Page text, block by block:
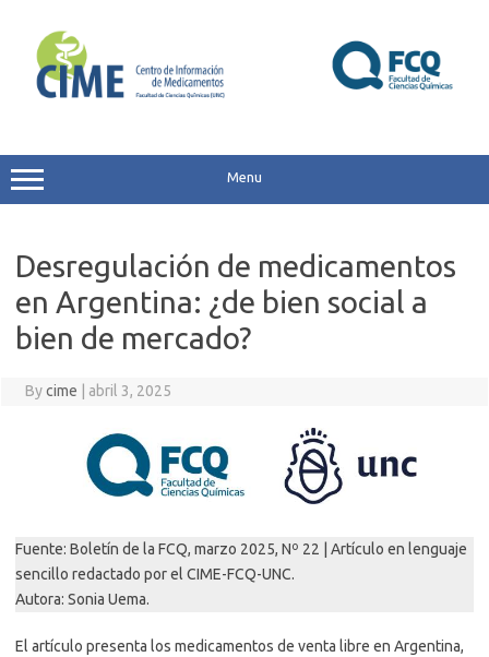
content
Menu
Desregulación de medicamentos
en Argentina: ¿de bien social a
bien de mercado?
Bycime abril 3, 2025
Fuente: Boletín de la FCQ, marzo 2025, Nº 22 | Artículo en lenguaje
sencillo redactado por el CIME-FCQ-UNC.
Autora: Sonia Uema.
El artículo presenta los medicamentos de venta libre en Argentina,